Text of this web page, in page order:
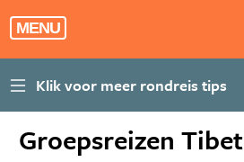
MENU
Groepsreizen Tibet